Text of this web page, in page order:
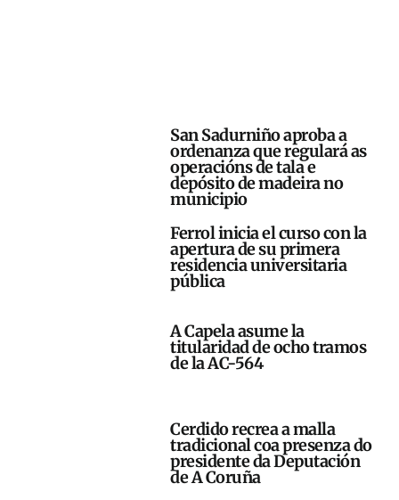
San Sadurniño aproba a
ordenanza que regulará as
operacións de tala e
depósito de madeira no
municipio
Ferrol inicia el curso con la
apertura de su primera
residencia universitaria
pública
A Capela asume la
titularidad de ocho tramos
de la AC-564
Cerdido recrea a malla
tradicional coa presenza do
presidente da Deputación
de A Coruña